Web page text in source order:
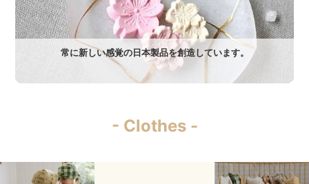
常に新しい感覚の日本製品を創造しています。
- Clothes -